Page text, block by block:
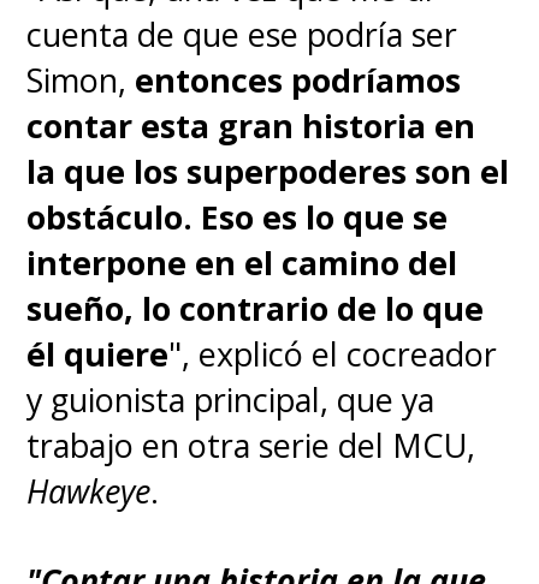
cuenta de que ese podría ser
Simon, entonces podríamos
contar esta gran historia en
la que los superpoderes son el
obstáculo. Eso es lo que se
interpone en el camino del
sueño, lo contrario de lo que
él quiere", explicó el cocreador
y guionista principal, que ya
trabajo en otra serie del MCU,
Hawkeye.